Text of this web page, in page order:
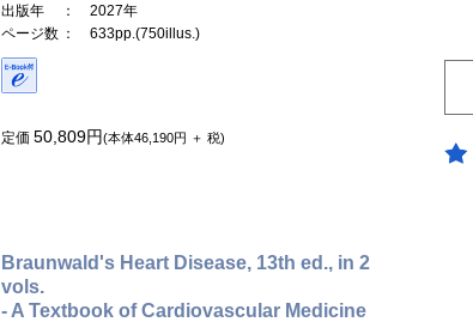
出版年
： 2027年
ページ数 ： 633pp.(750illus.)
定価 50,809円(本体46,190円 ＋ 税)
Braunwald's Heart Disease, 13th ed., in 2
vols.
- A Textbook of Cardiovascular Medicine